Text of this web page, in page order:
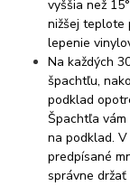
vyššia než
nižšej teplote
lepenie
Na každých
špachtľu,
podklad
Špachtľa
na podklad.
predpísané
správne držať